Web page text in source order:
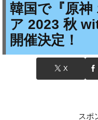
韓国で『原神
ア 2023 秋
開催決定！
X
スポ